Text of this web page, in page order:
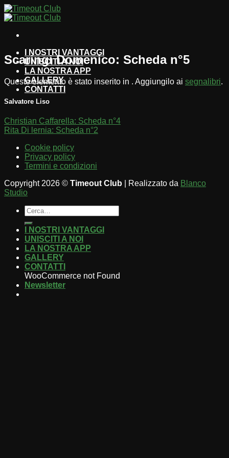
Salta
ai
I NOSTRI VANTAGGI
UNISCITI A NOI
LA NOSTRA APP
GALLERY
CONTATTI
Scaringi Domenico: Scheda n°5
Questo elemento è stato inserito in . Aggiungilo ai segnalibri.
Salvatore Liso
Christian Caffarella: Scheda n°4
Rita Di lernia: Scheda n°2
Cookie policy
Privacy policy
Termini e condizioni
Copyright 2026 © Timeout Club | Realizzato da Blanco
Studio
I NOSTRI VANTAGGI
UNISCITI A NOI
LA NOSTRA APP
GALLERY
CONTATTI
WooCommerce not Found
Newsletter